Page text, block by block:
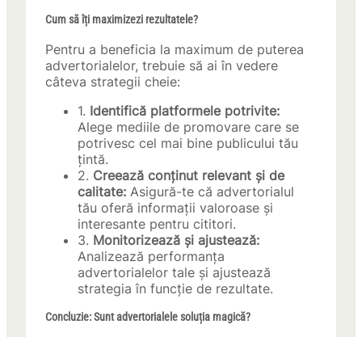
Cum să îți maximizezi rezultatele?
Pentru a beneficia la maximum de puterea
advertorialelor, trebuie să ai în vedere
câteva strategii cheie:
1. Identifică platformele potrivite:
Alege mediile de promovare care se
potrivesc cel mai bine publicului tău
țintă.
2. Creează conținut relevant și de
calitate: Asigură-te că advertorialul
tău oferă informații valoroase și
interesante pentru cititori.
3. Monitorizează și ajustează:
Analizează performanța
advertorialelor tale și ajustează
strategia în funcție de rezultate.
Concluzie: Sunt advertorialele soluția magică?